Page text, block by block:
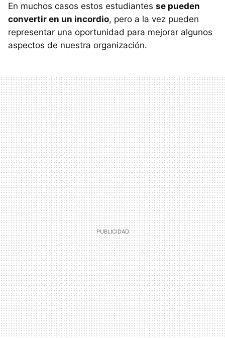
En muchos casos estos estudiantes se pueden
convertir en un incordio, pero a la vez pueden
representar una oportunidad para mejorar algunos
aspectos de nuestra organización.